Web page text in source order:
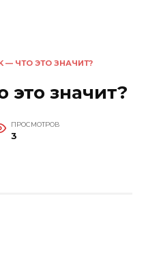
— ЧТО ЭТО ЗНАЧИТ?
это значит?
ПРОСМОТРОВ
3